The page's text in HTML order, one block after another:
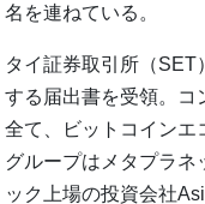
名を連ねている。
タイ証券取引所（SET
する届出書を受領。コ
全て、ビットコインエ
グループはメタプラ
ック上場の投資会社